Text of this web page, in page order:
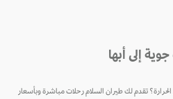
إلى أبها
تقدم لك طيران السلام رحلات مباشرة وبأسعار